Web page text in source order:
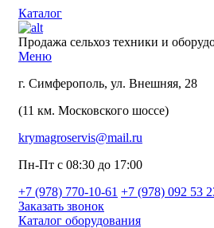
Каталог
Продажа сельхоз техники и
Меню
г. Симферополь, ул. Внешняя, 28
(11 км. Московского шоссе)
krymagroservis@mail.ru
Пн-Пт с 08:30 до 17:00
+7 (978) 770-10-61 +7 (978) 092 53
Заказать звонок
Каталог оборудования